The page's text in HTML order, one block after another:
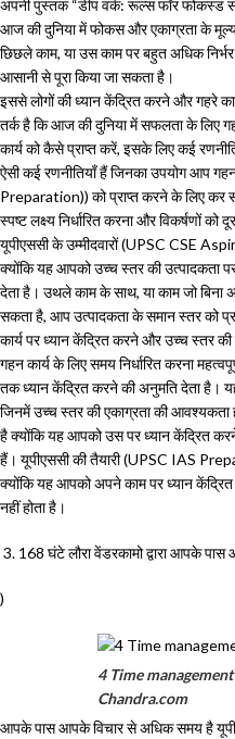
अपनी पुस्तक “डीप वर्क: रूल्स फॉर फोकस्ड
आज की दुनिया में फोकस और एकाग्रता के
छिछले काम, या उस काम पर बहुत अधिक निर्भर
आसानी से पूरा किया जा सकता है।
इससे लोगों की ध्यान केंद्रित करने और गहरे
तर्क है कि आज की दुनिया में सफलता के लिए
कार्य को कैसे प्राप्त करें, इसके लिए कई
ऐसी कई रणनीतियाँ हैं जिनका उपयोग आप
Preparation)) को प्राप्त करने के लिए कर
स्पष्ट लक्ष्य निर्धारित करना और विकर्षणों को
यूपीएससी के उम्मीदवारों (UPSC CSE
क्योंकि यह आपको उच्च स्तर की उत्पादकता
देता है। उथले काम के साथ, या काम जो बिना
सकता है, आप उत्पादकता के समान स्तर को
कार्य पर ध्यान केंद्रित करने और उच्च स्तर
गहन कार्य के लिए समय निर्धारित करना
तक ध्यान केंद्रित करने की अनुमति देता है।
जिनमें उच्च स्तर की एकाग्रता की आवश्यकता
है क्योंकि यह आपको उस पर ध्यान केंद्रित
हैं। यूपीएससी की तैयारी (UPSC IAS
क्योंकि यह आपको अपने काम पर ध्यान
नहीं होता है।
168 घंटे लौरा वेंडरकामो द्वारा आपके
)
4 Time
Chandra.com
आपके पास आपके विचार से अधिक समय है